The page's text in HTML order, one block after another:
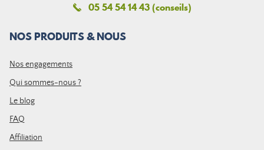
05 54 54 14 43 (conseils)
NOS PRODUITS & NOUS
Nos engagements
Qui sommes-nous ?
Le blog
FAQ
Affiliation